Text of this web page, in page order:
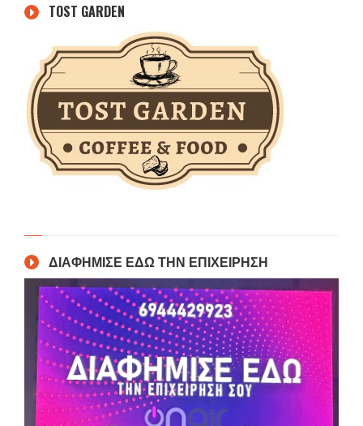
TOST GARDEN
ΔΙΑΦΗΜΙΣΕ ΕΔΩ ΤΗΝ ΕΠΙΧΕΙΡΗΣΗ